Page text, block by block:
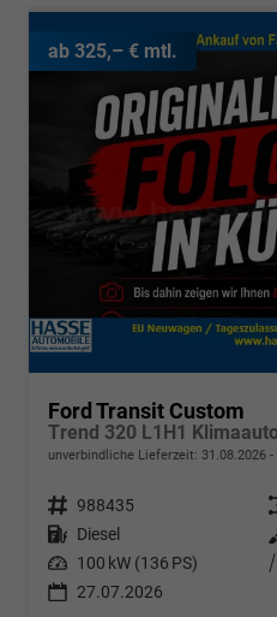
ab 325,– € mtl.
Ford Transit Custom
unverbindliche Lieferzeit: 31.08.2026
Fahrzeugnr. 988435
Kraftstoff Diesel
Leistung 100 kW (136 PS)
27.07.2026